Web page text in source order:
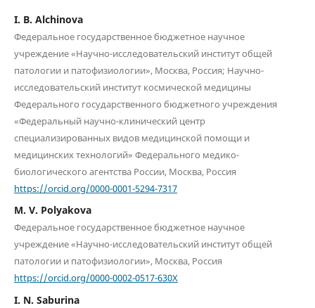
I. B. Alchinova
Федеральное государственное бюджетное научное
учреждение «Научно-исследовательский институт общей
патологии и патофизиологии», Москва, Россия; Научно-
исследовательский институт космической медицины
Федерального государственного бюджетного учреждения
«Федеральный научно-клинический центр
специализированных видов медицинской помощи и
медицинских технологий» Федерального медико-
биологического агентства России, Москва, Россия
https://orcid.org/0000-0001-5294-7317
M. V. Polyakova
Федеральное государственное бюджетное научное
учреждение «Научно-исследовательский институт общей
патологии и патофизиологии», Москва, Россия
https://orcid.org/0000-0002-0517-630X
I. N. Saburina